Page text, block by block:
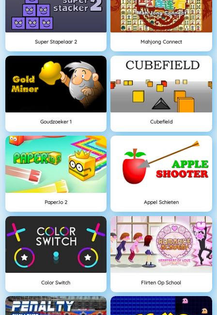
Super Stapelaar 2 Mahjong Connect
Goudzoeker 1 Cubefield
Paper.io 2 Appel Schieten
Color Switch Flirten Op School